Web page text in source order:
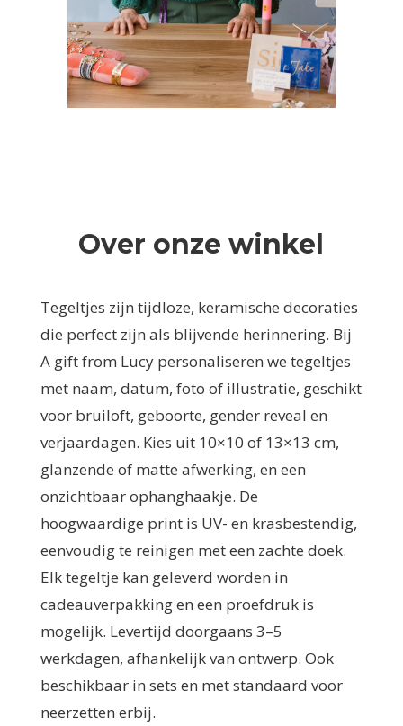
Over onze winkel
Tegeltjes zijn tijdloze, keramische decoraties
die perfect zijn als blijvende herinnering. Bij
A gift from Lucy personaliseren we tegeltjes
met naam, datum, foto of illustratie, geschikt
voor bruiloft, geboorte, gender reveal en
verjaardagen. Kies uit 10×10 of 13×13 cm,
glanzende of matte afwerking, en een
onzichtbaar ophanghaakje. De
hoogwaardige print is UV- en krasbestendig,
eenvoudig te reinigen met een zachte doek.
Elk tegeltje kan geleverd worden in
cadeauverpakking en een proefdruk is
mogelijk. Levertijd doorgaans 3–5
werkdagen, afhankelijk van ontwerp. Ook
beschikbaar in sets en met standaard voor
neerzetten erbij.